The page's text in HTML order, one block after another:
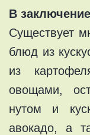
В заключение
Существует
блюд из
из
овощами,
нутом и
авокадо, а